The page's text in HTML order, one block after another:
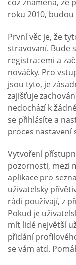
což znamená, že
roku 2010,
První věc je, že
stravování. Bude
registracemi a
nováčky. Pro
jsou tyto, je
zajišťuje
nedochází k
se přihlásíte a
proces nastavení
Vytvoření
pozornosti, mezi
aplikace pro
uživatelsky
rádi používají, z
Pokud je
mít lidé největší
přidání
se vám atd.